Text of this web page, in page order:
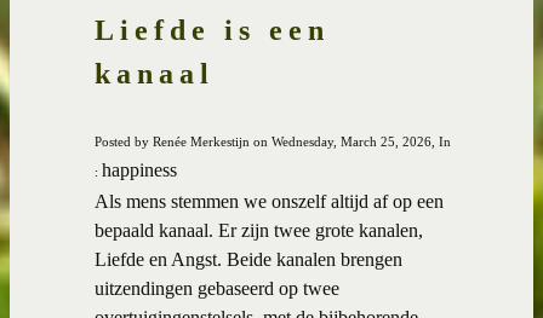
Liefde is een
kanaal
Posted by Renée Merkestijn on Wednesday, March 25, 2026, In
: happiness
Als mens stemmen we onszelf altijd af op een
bepaald kanaal. Er zijn twee grote kanalen,
Liefde en Angst. Beide kanalen brengen
uitzendingen gebaseerd op twee